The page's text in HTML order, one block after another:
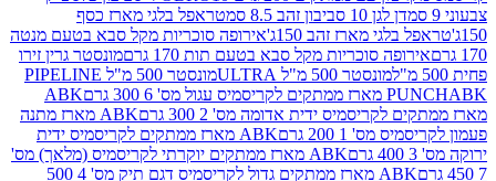
דן לגן 10 סביבון זהב 8.5 סמ
טראפל בלגי מארז כסף
מארז זהב 150ג'
אירופה סוכריות מקל סבא בטעם מנטה
סוכריות מקל סבא בטעם תות 170 גרם
מונסטר גרין זירו
מונסטר 500 מ"ל ULTRA
מונסטר 500 מ"ל PIPELINE
ABK
לקריסמיס ידית אדומה מס' 2 300 גרם
ABK מארז מתנה
מס' 1 200 גרם
ABK מארז ממתקים לקריסמיס ידית
ABK מארז ממתקים יוקרתי לקריסמיס (מלאך) מס'
ABK מארז ממתקים גדול לקריסמיס דגם תיק מס' 4 500